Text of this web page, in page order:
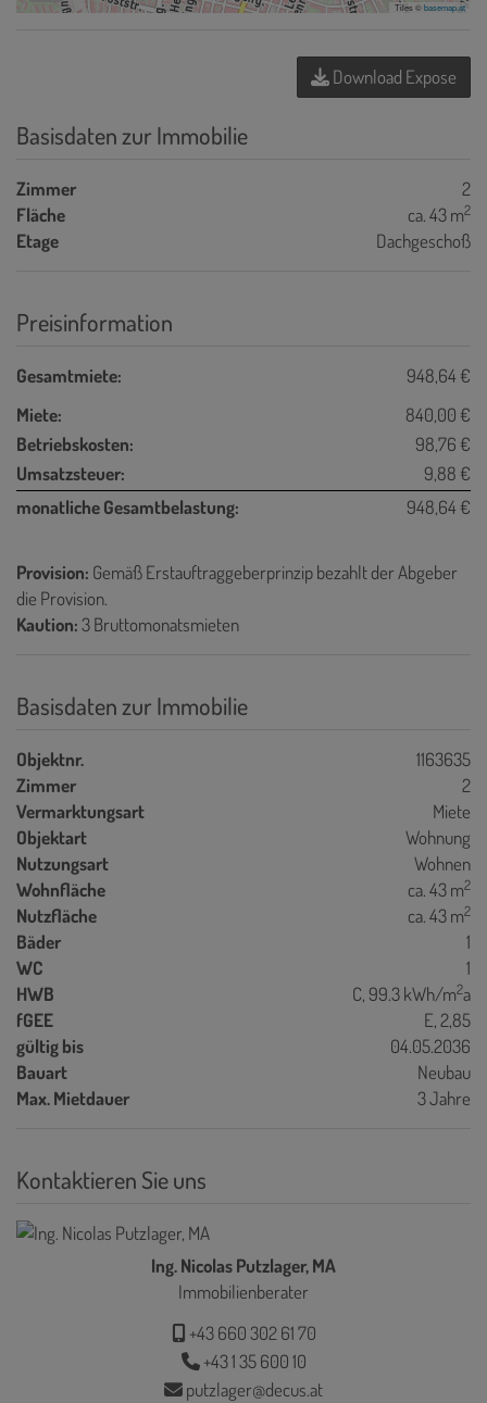
Tiles ©basemap.at
Download Expose
Basisdaten zur Immobilie
Zimmer
2
Fläche
ca. 43 m2
Etage Dachgeschoß
Preisinformation
Gesamtmiete:
948,64 €
Miete:
840,00 €
Betriebskosten:
98,76 €
Umsatzsteuer:
9,88 €
monatliche Gesamtbelastung:
948,64 €
Provision: Gemäß Erstauftraggeberprinzip bezahlt der Abgeber
die Provision.
Kaution:3 Bruttomonatsmieten
Basisdaten zur Immobilie
Objektnr.
1163635
Zimmer
2
Vermarktungsart
Miete
Objektart
Wohnung
Nutzungsart
Wohnen
Wohnfläche
ca. 43 m2
Nutzfläche ca. 43 m2
Bäder
1
WC
1
HWB
C, 99.3 kWh/m2a
fGEE
E, 2,85
gültig bis
04.05.2036
Bauart
Neubau
Max. Mietdauer
3 Jahre
Kontaktieren Sie uns
Ing. Nicolas Putzlager, MA
Immobilienberater
+43 660 302 61 70
+43 1 35 600 10
putzlager@decus.at